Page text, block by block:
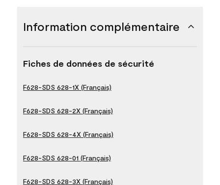
Information complémentaire
Fiches de données de sécurité
F628-SDS 628-1X (Français)
F628-SDS 628-2X (Français)
F628-SDS 628-4X (Français)
F628-SDS 628-01 (Français)
F628-SDS 628-3X (Français)